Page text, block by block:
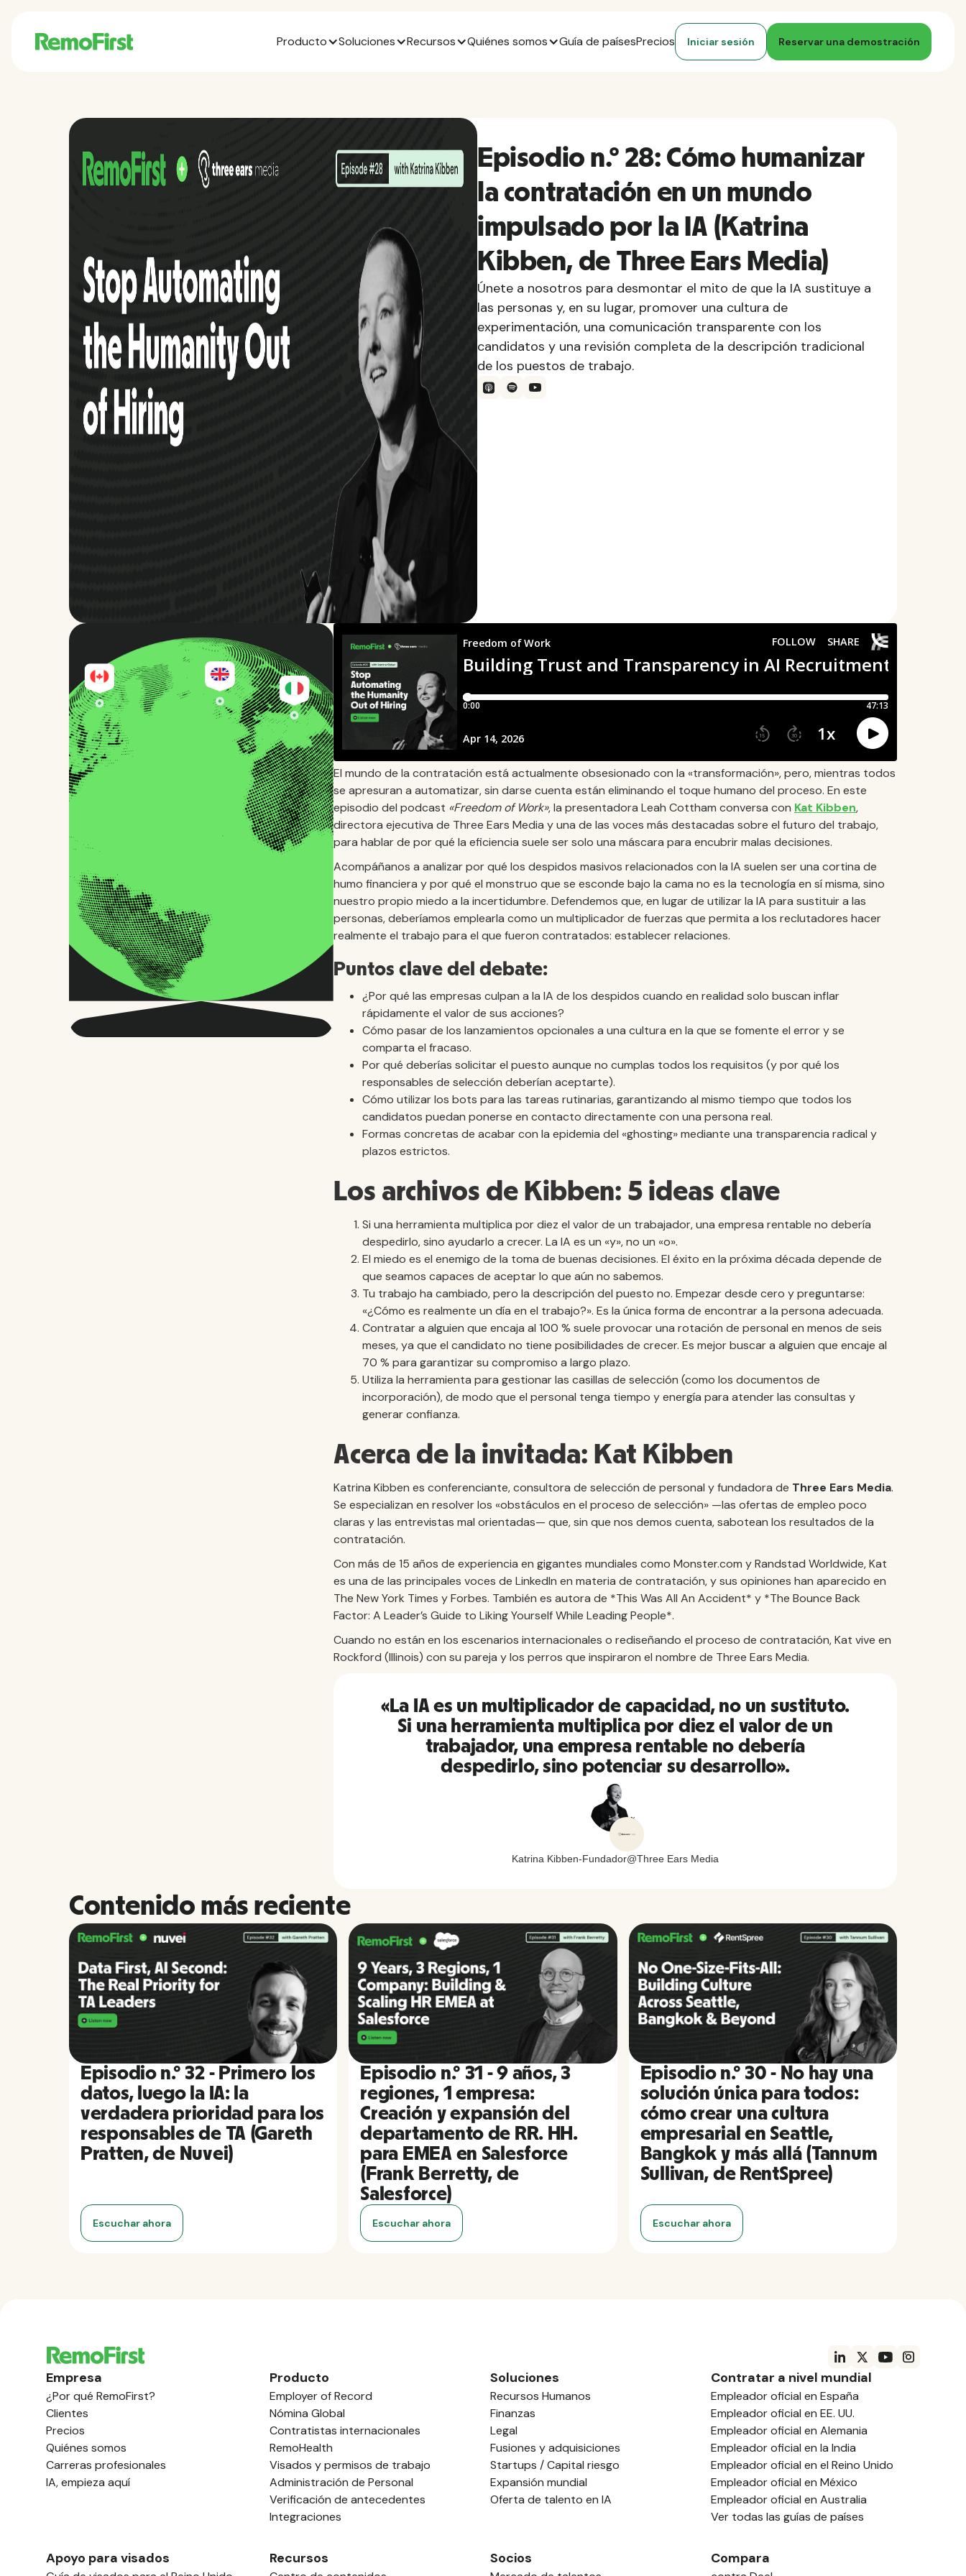
Producto Soluciones Recursos Quiénes somos Guía de paísesPrecios Iniciar sesión Reservar una demostración
Episodio n.º 28: Cómo humanizar
la contratación en un mundo
impulsado por la IA (Katrina
Kibben, de Three Ears Media)
Únete a nosotros para desmontar el mito de que la IA sustituye a
las personas y, en su lugar, promover una cultura de
experimentación, una comunicación transparente con los
candidatos y una revisión completa de la descripción tradicional
de los puestos de trabajo.
El mundo de la contratación está actualmente obsesionado con la «transformación», pero, mientras todos
se apresuran a automatizar, sin darse cuenta están eliminando el toque humano del proceso. En este
episodio del podcast «Freedom of Work», la presentadora Leah Cottham conversa con Kat Kibben,
directora ejecutiva de Three Ears Media y una de las voces más destacadas sobre el futuro del trabajo,
para hablar de por qué la eficiencia suele ser solo una máscara para encubrir malas decisiones.
Acompáñanos a analizar por qué los despidos masivos relacionados con la IA suelen ser una cortina de
humo financiera y por qué el monstruo que se esconde bajo la cama no es la tecnología en sí misma, sino
nuestro propio miedo a la incertidumbre. Defendemos que, en lugar de utilizar la IA para sustituir a las
personas, deberíamos emplearla como un multiplicador de fuerzas que permita a los reclutadores hacer
realmente el trabajo para el que fueron contratados: establecer relaciones.
Puntos clave del debate:
¿Por qué las empresas culpan a la IA de los despidos cuando en realidad solo buscan inflar
rápidamente el valor de sus acciones?
Cómo pasar de los lanzamientos opcionales a una cultura en la que se fomente el error y se
comparta el fracaso.
Por qué deberías solicitar el puesto aunque no cumplas todos los requisitos (y por qué los
responsables de selección deberían aceptarte).
Cómo utilizar los bots para las tareas rutinarias, garantizando al mismo tiempo que todos los
candidatos puedan ponerse en contacto directamente con una persona real.
Formas concretas de acabar con la epidemia del «ghosting» mediante una transparencia radical y
plazos estrictos.
Los archivos de Kibben: 5 ideas clave
Si una herramienta multiplica por diez el valor de un trabajador, una empresa rentable no debería
despedirlo, sino ayudarlo a crecer. La IA es un «y», no un «o».
El miedo es el enemigo de la toma de buenas decisiones. El éxito en la próxima década depende de
que seamos capaces de aceptar lo que aún no sabemos.
Tu trabajo ha cambiado, pero la descripción del puesto no. Empezar desde cero y preguntarse:
«¿Cómo es realmente un día en el trabajo?». Es la única forma de encontrar a la persona adecuada.
Contratar a alguien que encaja al 100 % suele provocar una rotación de personal en menos de seis
meses, ya que el candidato no tiene posibilidades de crecer. Es mejor buscar a alguien que encaje al
70 % para garantizar su compromiso a largo plazo.
Utiliza la herramienta para gestionar las casillas de selección (como los documentos de
incorporación), de modo que el personal tenga tiempo y energía para atender las consultas y
generar confianza.
Acerca de la invitada: Kat Kibben
Katrina Kibben es conferenciante, consultora de selección de personal y fundadora de Three Ears Media.
Se especializan en resolver los «obstáculos en el proceso de selección» —las ofertas de empleo poco
claras y las entrevistas mal orientadas— que, sin que nos demos cuenta, sabotean los resultados de la
contratación.
Con más de 15 años de experiencia en gigantes mundiales como Monster.com y Randstad Worldwide, Kat
es una de las principales voces de LinkedIn en materia de contratación, y sus opiniones han aparecido en
The New York Times y Forbes. También es autora de *This Was All An Accident* y *The Bounce Back
Factor: A Leader’s Guide to Liking Yourself While Leading People*.
Cuando no están en los escenarios internacionales o rediseñando el proceso de contratación, Kat vive en
Rockford (Illinois) con su pareja y los perros que inspiraron el nombre de Three Ears Media.
«La IA es un multiplicador de capacidad, no un sustituto.
Si una herramienta multiplica por diez el valor de un
trabajador, una empresa rentable no debería
despedirlo, sino potenciar su desarrollo».
Katrina Kibben-Fundador@Three Ears Media
Contenido más reciente
Episodio n.º 32 - Primero los
datos, luego la IA: la
verdadera prioridad para los
responsables de TA (Gareth
Pratten, de Nuvei)
Escuchar ahora
Episodio n.º 31 - 9 años, 3
regiones, 1 empresa:
Creación y expansión del
departamento de RR. HH.
para EMEA en Salesforce
(Frank Berretty, de
Salesforce)
Escuchar ahora
Episodio n.º 30 - No hay una
solución única para todos:
cómo crear una cultura
empresarial en Seattle,
Bangkok y más allá (Tannum
Sullivan, de RentSpree)
Escuchar ahora
Empresa
¿Por qué RemoFirst?
Clientes
Precios
Quiénes somos
Carreras profesionales
IA, empieza aquí
Producto
Employer of Record
Nómina Global
Contratistas internacionales
RemoHealth
Visados y permisos de trabajo
Administración de Personal
Verificación de antecedentes
Integraciones
Soluciones
Recursos Humanos
Finanzas
Legal
Fusiones y adquisiciones
Startups / Capital riesgo
Expansión mundial
Oferta de talento en IA
Contratar a nivel mundial
Empleador oficial en España
Empleador oficial en EE. UU.
Empleador oficial en Alemania
Empleador oficial en la India
Empleador oficial en el Reino Unido
Empleador oficial en México
Empleador oficial en Australia
Ver todas las guías de países
Apoyo para visados Recursos Socios Compara